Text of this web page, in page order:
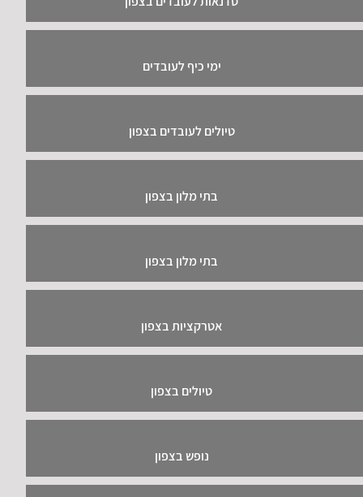
ימי כיף לעובדים
טיולים לעובדים בצפון
בתי מלון בצפון
בתי מלון בצפון
אטרקציות בצפון
טיולים בצפון
נופש בצפון